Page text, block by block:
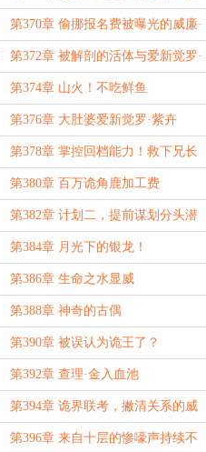
债短信
第370章 偷挪报名费被曝光的威廉·
威尔
第372章 被解剖的活体与爱新觉罗·
紫卉
第374章 山火！不吃鲜鱼
第376章 大肚婆爱新觉罗·紫卉
第378章 掌控回档能力！救下兄长
的爱新觉罗·紫卉
第380章 百万诡角鹿加工费
第382章 计划二，提前谋划分头潜
藏的许家兄弟
第384章 月光下的银龙！
第386章 生命之水显威
第388章 神奇的古偶
第390章 被误认为诡王了？
第392章 查理·金入血池
第394章 诡界联考，撇清关系的威
廉·威尔
第396章 来自十层的惨嚎声持续不